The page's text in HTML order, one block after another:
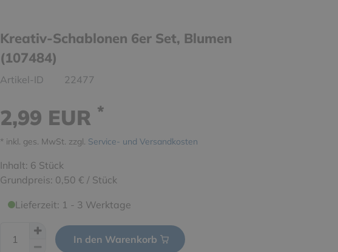
Kreativ-Schablonen 6er Set, Blumen
(107484)
Artikel-ID 22477
2,99 EUR *
* inkl. ges. MwSt. zzgl. Service- und Versandkosten
Inhalt: 6 Stück
Grundpreis: 0,50 € / Stück
Lieferzeit: 1 - 3 Werktage
In den Warenkorb